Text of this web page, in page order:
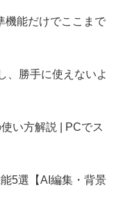
機能だけでここまで
、勝手に使えないよ
い方解説 | PCでス
5選【AI編集・背景